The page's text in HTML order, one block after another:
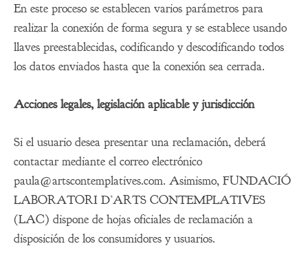
En este proceso se establecen varios parámetros para
realizar la conexión de forma segura y se establece usando
llaves preestablecidas, codificando y descodificando todos
los datos enviados hasta que la conexión sea cerrada.
Acciones legales, legislación aplicable y jurisdicción
Si el usuario desea presentar una reclamación, deberá
contactar mediante el correo electrónico
paula@artscontemplatives.com. Asimismo, FUNDACIÓ
LABORATORI D’ARTS CONTEMPLATIVES
(LAC) dispone de hojas oficiales de reclamación a
disposición de los consumidores y usuarios.